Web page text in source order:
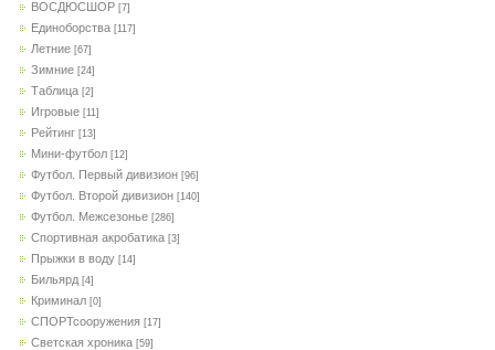
ВОСДЮСШОР [7]
Единоборства [117]
Летние [67]
Зимние [24]
Таблица [2]
Игровые [11]
Рейтинг [13]
Мини-футбол [12]
Футбол. Первый дивизион [96]
Футбол. Второй дивизион [140]
Футбол. Межсезонье [286]
Спортивная акробатика [3]
Прыжки в воду [14]
Бильярд [4]
Криминал [0]
СПОРТсооружения [17]
Светская хроника [59]